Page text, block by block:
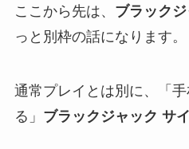
ここから先は、 ブラック
っと別枠の話になります。
通常プレイとは別に、「
る」 ブラックジャック サ